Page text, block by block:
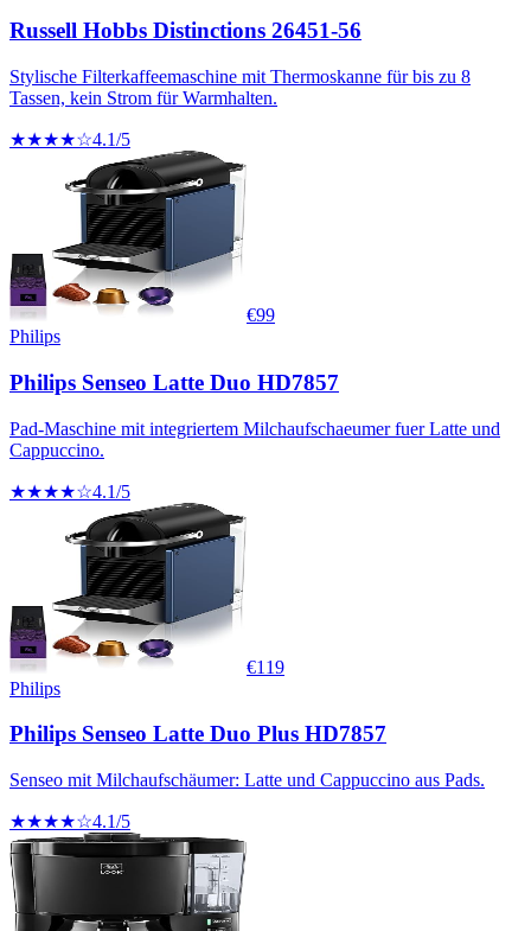
Russell Hobbs Distinctions 26451-56
Stylische Filterkaffeemaschine mit Thermoskanne für bis zu 8
Tassen, kein Strom für Warmhalten.
★★★★☆4.1/5
€99
Philips
Philips Senseo Latte Duo HD7857
Pad-Maschine mit integriertem Milchaufschaeumer fuer Latte und
Cappuccino.
★★★★☆4.1/5
€119
Philips
Philips Senseo Latte Duo Plus HD7857
Senseo mit Milchaufschäumer: Latte und Cappuccino aus Pads.
★★★★☆4.1/5